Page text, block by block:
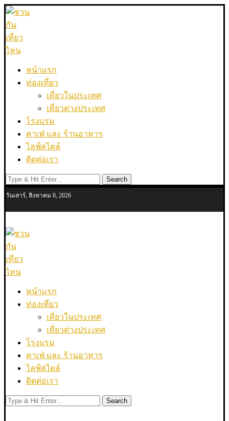
หน้าแรก
ท่องเที่ยว
เที่ยวในประเทศ
เที่ยวต่างประเทศ
โรงแรม
คาเฟ่ และ ร้านอาหาร
ไลฟ์สไตล์
ติดต่อเรา
Search
วันเสาร์, สิงหาคม 8, 2026
หน้าแรก
ท่องเที่ยว
เที่ยวในประเทศ
เที่ยวต่างประเทศ
โรงแรม
คาเฟ่ และ ร้านอาหาร
ไลฟ์สไตล์
ติดต่อเรา
Search